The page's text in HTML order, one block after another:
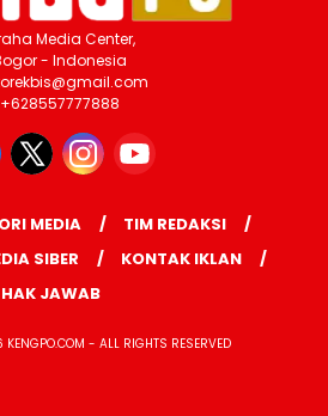
Media Center,
- Indonesia
+628557777888
MEDIA
TIM REDAKSI
SIBER
KONTAK IKLAN
HAK JAWAB
- ALL RIGHTS RESERVED